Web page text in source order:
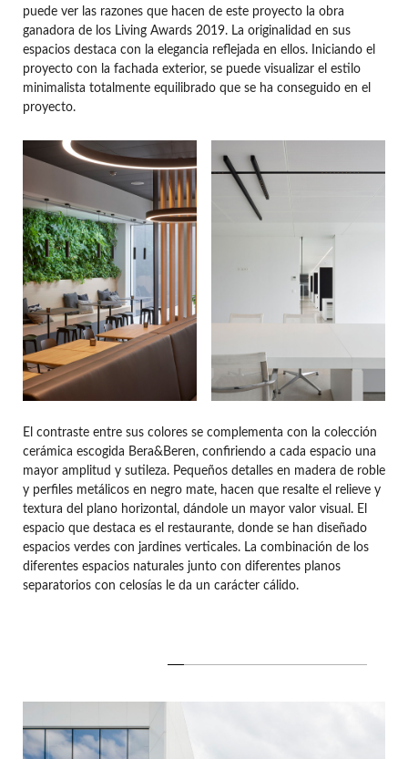
puede ver las razones que hacen de este proyecto la obra
ganadora de los Living Awards 2019. La originalidad en sus
espacios destaca con la elegancia reflejada en ellos. Iniciando el
proyecto con la fachada exterior, se puede visualizar el estilo
minimalista totalmente equilibrado que se ha conseguido en el
proyecto.
El contraste entre sus colores se complementa con la colección
cerámica escogida Bera&Beren, confiriendo a cada espacio una
mayor amplitud y sutileza. Pequeños detalles en madera de roble
y perfiles metálicos en negro mate, hacen que resalte el relieve y
textura del plano horizontal, dándole un mayor valor visual. El
espacio que destaca es el restaurante, donde se han diseñado
espacios verdes con jardines verticales. La combinación de los
diferentes espacios naturales junto con diferentes planos
separatorios con celosías le da un carácter cálido.